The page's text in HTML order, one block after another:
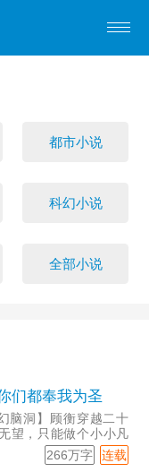
都市小说
科幻小说
全部小说
们都奉我为圣
脑洞】顾衡穿越二十
望，只能做个小小凡
。他随手帮助了一位
界的“白雪剑仙”。他
连载
266万字